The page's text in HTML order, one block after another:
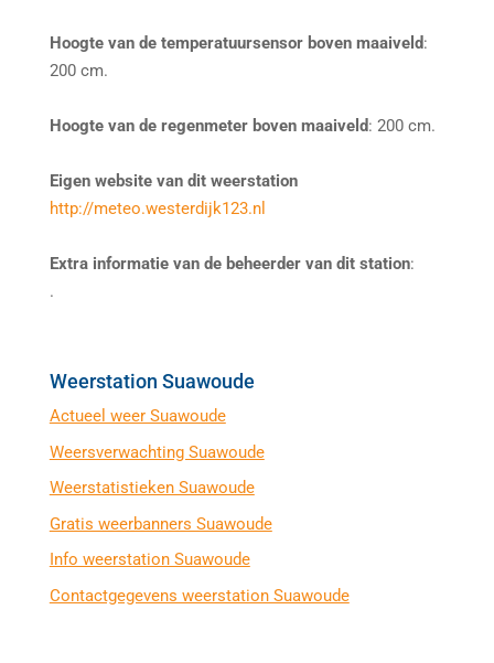
Hoogte van de temperatuursensor boven maaiveld:
200 cm.
Hoogte van de regenmeter boven maaiveld: 200 cm.
Eigen website van dit weerstation
http://meteo.westerdijk123.nl
Extra informatie van de beheerder van dit station:
.
Weerstation Suawoude
Actueel weer Suawoude
Weersverwachting Suawoude
Weerstatistieken Suawoude
Gratis weerbanners Suawoude
Info weerstation Suawoude
Contactgegevens weerstation Suawoude